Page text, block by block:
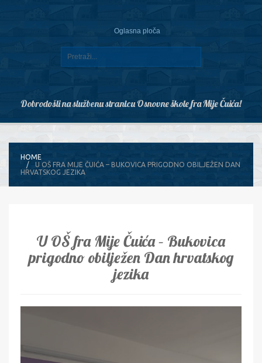
Oglasna ploča
Dobrodošli na službenu stranicu Osnovne škole fra Mije Čuića!
HOME
U OŠ FRA MIJE ČUIĆA – BUKOVICA PRIGODNO OBILJEŽEN DAN
HRVATSKOG JEZIKA
U OŠ fra Mije Čuića – Bukovica
prigodno obilježen Dan hrvatskog
jezika